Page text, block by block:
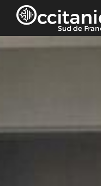
Cookies beheer paneel